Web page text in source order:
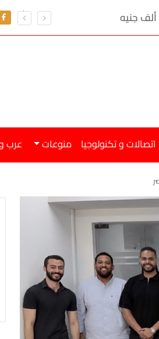
اتصالات و تكنولوجيا منوعات عرب